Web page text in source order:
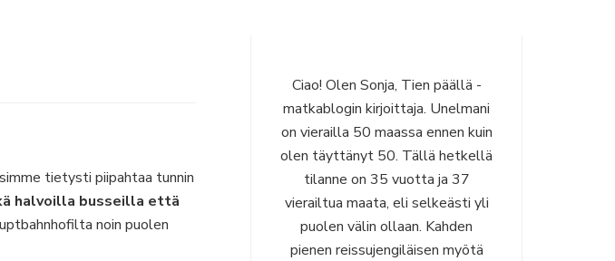
tietysti piipahtaa tunnin
halvoilla busseilla että
noin puolen
Ciao! Olen Sonja, Tien päällä -
matkablogin kirjoittaja. Unelmani
on vierailla 50 maassa ennen kuin
olen täyttänyt 50. Tällä hetkellä
tilanne on 35 vuotta ja 37
vierailtua maata, eli selkeästi yli
puolen välin ollaan. Kahden
pienen reissujengiläisen myötä